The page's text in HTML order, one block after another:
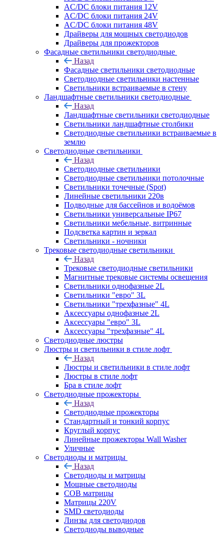
AC/DC блоки питания 12V
AC/DC блоки питания 24V
AC/DC блоки питания 48V
Драйверы для мощных светодиодов
Драйверы для прожекторов
Фасадные светильники светодиодные
Назад
Фасадные светильники светодиодные
Светодиодные светильники настенные
Светильники встраиваемые в стену
Ландшафтные светильники светодиодные
Назад
Ландшафтные светильники светодиодные
Светильники ландшафтные столбики
Светодиодные светильники встраиваемые в
землю
Светодиодные светильники
Назад
Светодиодные светильники
Светодиодные светильники потолочные
Светильники точечные (Spot)
Линейные светильники 220в
Подводные для бассейнов и водоёмов
Светильники универсальные IP67
Светильники мебельные, витринные
Подсветка картин и зеркал
Светильники - ночники
Трековые светодиодные светильники
Назад
Трековые светодиодные светильники
Магнитные трековые системы освещения
Светильники однофазные 2L
Светильники "евро" 3L
Светильники "трехфазные" 4L
Аксессуары однофазные 2L
Аксессуары "евро" 3L
Аксессуары "трехфазные" 4L
Светодиодные люстры
Люстры и светильники в стиле лофт
Назад
Люстры и светильники в стиле лофт
Люстры в стиле лофт
Бра в стиле лофт
Светодиодные прожекторы
Назад
Светодиодные прожекторы
Стандартный и тонкий корпус
Круглый корпус
Линейные прожекторы Wall Washer
Уличные
Светодиоды и матрицы
Назад
Светодиоды и матрицы
Мощные светодиоды
COB матрицы
Матрицы 220V
SMD светодиоды
Линзы для светодиодов
Светодиоды выводные